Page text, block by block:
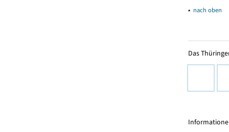
▴ nach oben
Das